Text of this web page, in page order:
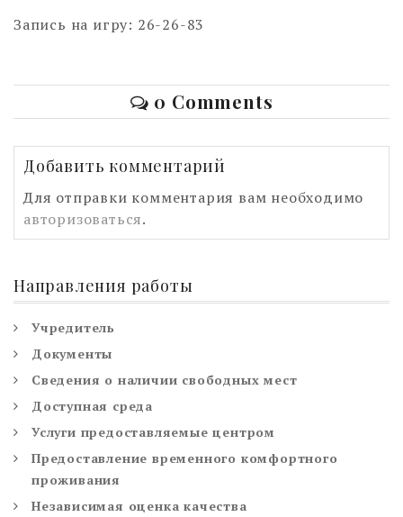
Запись на игру: 26-26-83
0 Comments
Добавить комментарий
Для отправки комментария вам необходимо
авторизоваться.
Направления работы
Учредитель
Документы
Сведения о наличии свободных мест
Доступная среда
Услуги предоставляемые центром
Предоставление временного комфортного
проживания
Независимая оценка качества